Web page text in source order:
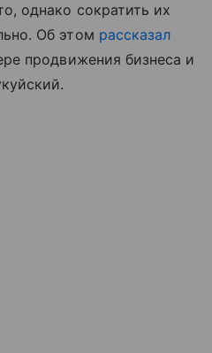
однако сократить их
Об этом рассказал
продвижения бизнеса и